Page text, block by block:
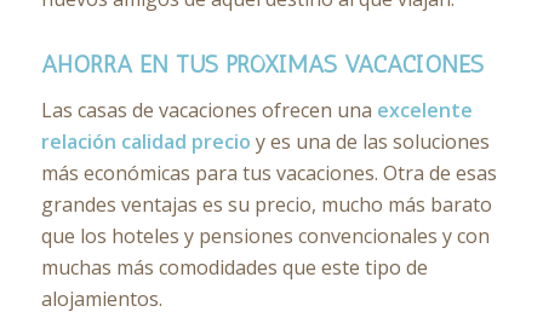
AHORRA EN TUS PRÓXIMAS VACACIONES
Las casas de vacaciones ofrecen una excelente
relación calidad precio y es una de las soluciones
más económicas para tus vacaciones. Otra de esas
grandes ventajas es su precio, mucho más barato
que los hoteles y pensiones convencionales y con
muchas más comodidades que este tipo de
alojamientos.